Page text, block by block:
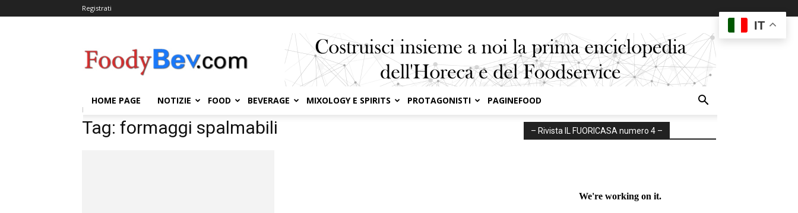
Registrati
HOME PAGE NOTIZIE FOOD BEVERAGE MIXOLOGY E SPIRITS PROTAGONISTI PAGINEFOOD
Home
Tag: formaggi spalmabili – Rivista IL FUORICASA numero 4 –
IT